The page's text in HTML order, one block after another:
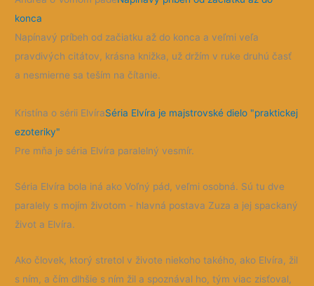
konca
Napínavý príbeh od začiatku až do konca a veľmi veľa
pravdivých citátov, krásna knižka, už držím v ruke druhú časť
a nesmierne sa teším na čítanie.
Kristína o sérii ElvíraSéria Elvíra je majstrovské dielo "praktickej
ezoteriky"
Pre mňa je séria Elvíra paralelný vesmír.
Séria Elvíra bola iná ako Voľný pád, veľmi osobná. Sú tu dve
paralely s mojím životom - hlavná postava Zuza a jej spackaný
život a Elvíra.
Ako človek, ktorý stretol v živote niekoho takého, ako Elvíra, žil
s ním, a čím dlhšie s ním žil a spoznával ho, tým viac zisťoval,